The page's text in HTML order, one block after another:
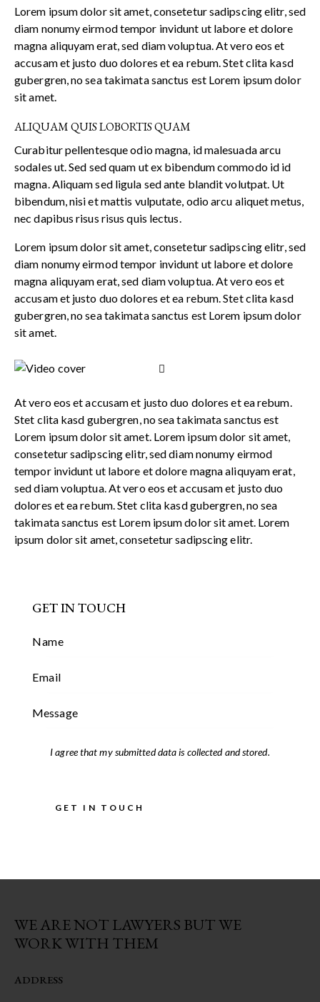
Lorem ipsum dolor sit amet, consetetur sadipscing elitr, sed
diam nonumy eirmod tempor invidunt ut labore et dolore
magna aliquyam erat, sed diam voluptua. At vero eos et
accusam et justo duo dolores et ea rebum. Stet clita kasd
gubergren, no sea takimata sanctus est Lorem ipsum dolor
sit amet.
ALIQUAM QUIS LOBORTIS QUAM
Curabitur pellentesque odio magna, id malesuada arcu
sodales ut. Sed sed quam ut ex bibendum commodo id id
magna. Aliquam sed ligula sed ante blandit volutpat. Ut
bibendum, nisi et mattis vulputate, odio arcu aliquet metus,
nec dapibus risus risus quis lectus.
Lorem ipsum dolor sit amet, consetetur sadipscing elitr, sed
diam nonumy eirmod tempor invidunt ut labore et dolore
magna aliquyam erat, sed diam voluptua. At vero eos et
accusam et justo duo dolores et ea rebum. Stet clita kasd
gubergren, no sea takimata sanctus est Lorem ipsum dolor
sit amet.
At vero eos et accusam et justo duo dolores et ea rebum.
Stet clita kasd gubergren, no sea takimata sanctus est
Lorem ipsum dolor sit amet. Lorem ipsum dolor sit amet,
consetetur sadipscing elitr, sed diam nonumy eirmod
tempor invidunt ut labore et dolore magna aliquyam erat,
sed diam voluptua. At vero eos et accusam et justo duo
dolores et ea rebum. Stet clita kasd gubergren, no sea
takimata sanctus est Lorem ipsum dolor sit amet. Lorem
ipsum dolor sit amet, consetetur sadipscing elitr.
GET IN TOUCH
I agree that my submitted data iscollected and stored.
WE ARE NOT LAWYERS BUT WE
WORK WITH THEM
ADDRESS